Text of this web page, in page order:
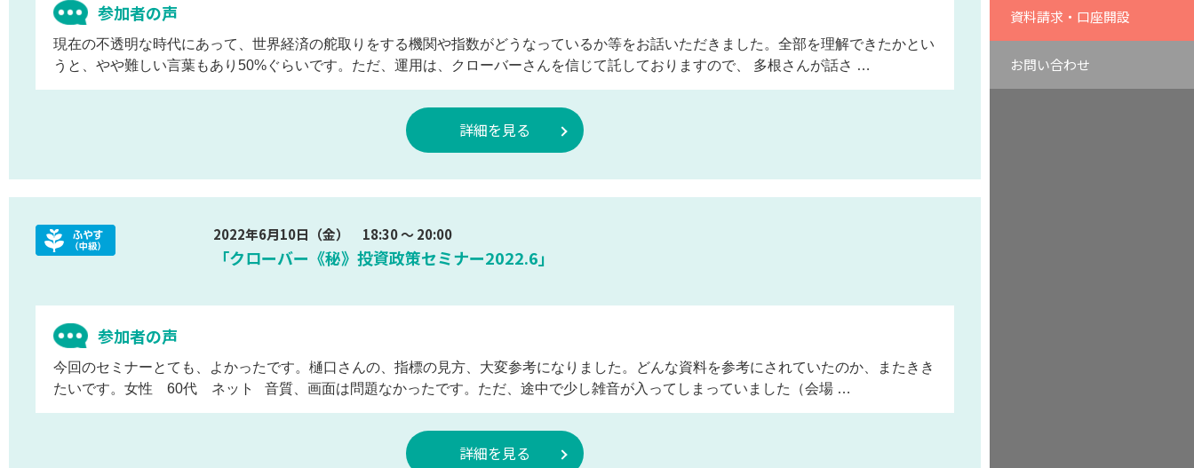
参加者の声
現在の不透明な時代にあって、世界経済の舵取りをする機関や指数がどうなっているか等をお話いただきました。全部を理解できたかとい
うと、やや難しい言葉もあり50%ぐらいです。ただ、運用は、クローバーさんを信じて託しておりますので、 多根さんが話さ …
詳細を見る
2022年6月10日（金） 18:30 ～ 20:00
「クローバー《秘》投資政策セミナー2022.6」
参加者の声
今回のセミナーとても、よかったです。樋口さんの、指標の見方、大変参考になりました。どんな資料を参考にされていたのか、またきき
たいです。女性 60代 ネット 音質、画面は問題なかったです。ただ、途中で少し雑音が入ってしまっていました（会場 …
詳細を見る
資料請求・口座開設
お問い合わせ